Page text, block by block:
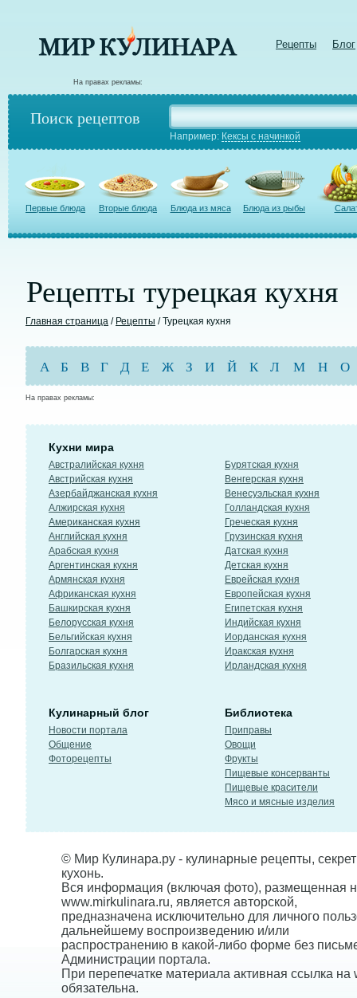
Рецепты Блог
На правах рекламы:
Поиск рецептов
Например: Кексы с начинкой
Первые блюда Вторые блюда Блюда из мяса Блюда из рыбы
Рецепты турецкая кухня
Главная страница / Рецепты / Турецкая кухня
А Б В Г Д Е Ж З И Й К Л М Н О
На правах рекламы:
Кухни мира
Австралийская кухня
Австрийская кухня
Азербайджанская кухня
Алжирская кухня
Американская кухня
Английская кухня
Арабская кухня
Аргентинская кухня
Армянская кухня
Африканская кухня
Башкирская кухня
Белорусская кухня
Бельгийская кухня
Болгарская кухня
Бразильская кухня
Бурятская кухня
Венгерская кухня
Венесуэльская кухня
Голландская кухня
Греческая кухня
Грузинская кухня
Датская кухня
Детская кухня
Еврейская кухня
Европейская кухня
Египетская кухня
Индийская кухня
Иорданская кухня
Иракская кухня
Ирландская кухня
Кулинарный блог
Новости портала
Общение
Фоторецепты
Библиотека
Приправы
Овощи
Фрукты
Пищевые консерванты
Пищевые красители
Мясо и мясные изделия
© Мир Кулинара.ру - кулинарные рецепты,
кухонь.
Вся информация (включая фото), размещенная
www.mirkulinara.ru, является авторской,
предназначена исключительно для личного
дальнейшему воспроизведению и/или
распространению в какой-либо форме без
Администрации портала.
При перепечатке материала активная ссылка на
обязательна.